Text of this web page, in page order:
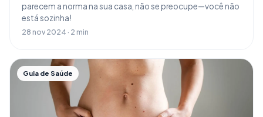
parecem a norma na sua casa, não se preocupe—você não
está sozinha!
28 nov 2024 · 2 min
Guia de Saúde